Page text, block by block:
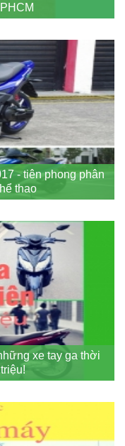
- tiên phong phân
thao
xe tay ga thời